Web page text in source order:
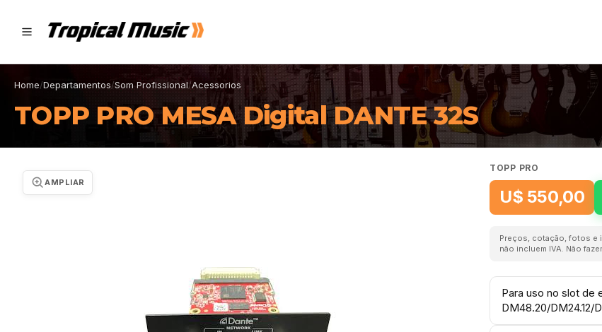
Home/Departamentos/Som Profissional/Acessorios
TOPP PRO MESA Digital DANTE 32S
AMPLIAR
TOPP PRO
U$ 550,00
Preços, cotação, fotos e
não incluem IVA. Não
Para uso no slot de
DM48.20/DM24.12/